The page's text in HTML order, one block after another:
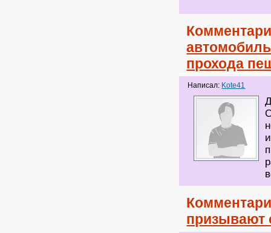
прохода
Написал: Kote41
призывают